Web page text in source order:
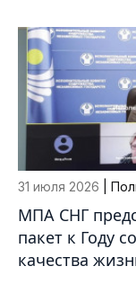
31 июля 2026 |
МПА СНГ
пакет к Году
качества